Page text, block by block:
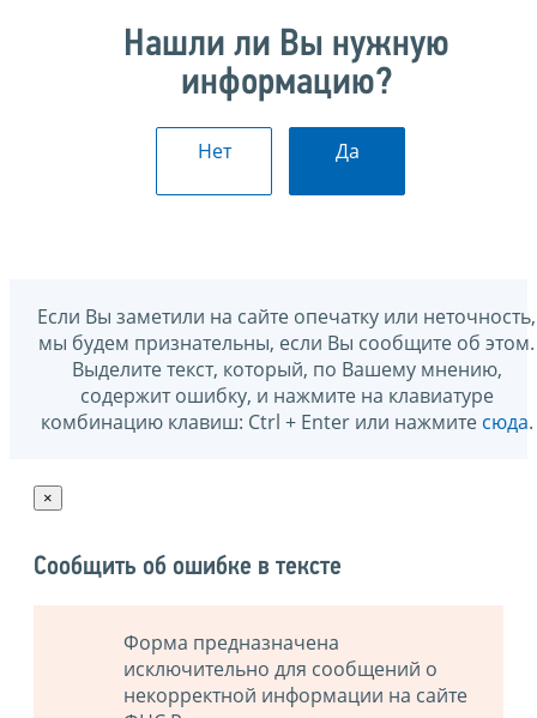
Нашли ли Вы нужную
информацию?
Нет Да
Если Вы заметили на сайте опечатку или неточность,
мы будем признательны, если Вы сообщите об этом.
Выделите текст, который, по Вашему мнению,
содержит ошибку, и нажмите на клавиатуре
комбинацию клавиш: Ctrl + Enter или нажмите сюда.
×
Сообщить об ошибке в тексте
Форма предназначена
исключительно для сообщений о
некорректной информации на сайте